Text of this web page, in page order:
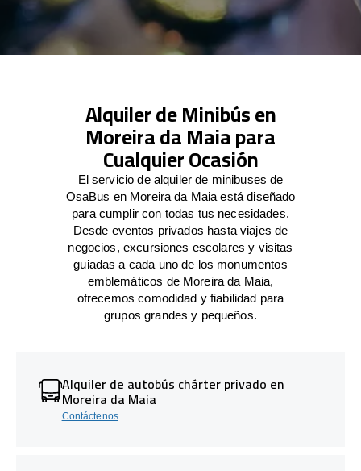
Alquiler de Minibús en
Moreira da Maia para
Cualquier Ocasión
El servicio de alquiler de minibuses de
OsaBus en Moreira da Maia está diseñado
para cumplir con todas tus necesidades.
Desde eventos privados hasta viajes de
negocios, excursiones escolares y visitas
guiadas a cada uno de los monumentos
emblemáticos de Moreira da Maia,
ofrecemos comodidad y fiabilidad para
grupos grandes y pequeños.
Alquiler de autobús chárter privado en
Moreira da Maia
Contáctenos